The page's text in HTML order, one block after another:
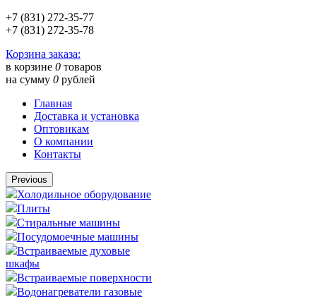
+7 (831) 272-35-77
+7 (831) 272-35-78
Корзина заказа:
в корзине 0 товаров
на сумму 0 рублей
Главная
Доставка и установка
Оптовикам
О компании
Контакты
Previous
Холодильное оборудование
Плиты
Стиральные машины
Посудомоечные машины
Встраиваемые духовые
шкафы
Встраиваемые поверхности
Водонагреватели газовые